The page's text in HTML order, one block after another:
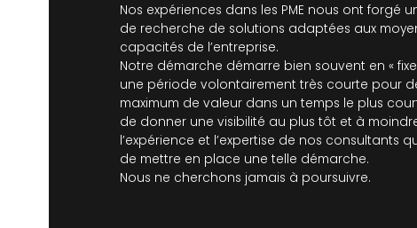
Nos expériences dans les PME nous ont forgé
de recherche de solutions adaptées aux
capacités de l’entreprise.
Notre démarche démarre bien souvent en «
une période volontairement très courte pour
maximum de valeur dans un temps le plus
de donner une visibilité au plus tôt et à moindre
l’expérience et l’expertise de nos consultants
de mettre en place une telle démarche.
Nous ne cherchons jamais à poursuivre.